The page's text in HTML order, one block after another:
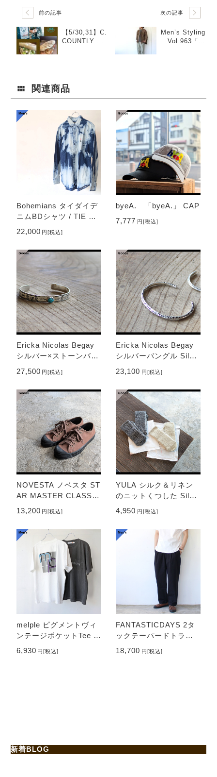
前の記事
【5/30,31】C.
COUNTLY ×
次の記事
Men’s Styling
Vol.963「シ
関連商品
Bohemians タイダイデ
ニムBDシャツ / TIE DY
EING DENIM BD SHIR
T - BEETLE HEART
22,000 円[税込]
byeA. 「byeA.」 CAP
7,777 円[税込]
Ericka Nicolas Begay
シルバー×ストーンバン
ngle
27,500 円[税込]
Ericka Nicolas Begay
シルバーバングル Silve
A2
23,100 円[税込]
NOVESTA ノベスタ ST
AR MASTER CLASSIC
（POTTING SOIL）
13,200 円[税込]
YULA シルク＆リネン
のニットくつした Silk/L
inen Knit Socks / Me
n's & Ladies'
4,950 円[税込]
melple ピグメントヴィ
ンテージポケットTee /
Pasadena Pocket S/S
(VENICE)
6,930 円[税込]
FANTASTICDAYS 2タ
ックテーパードトラウ
ザー UNSLACKS （Bl
ack）
18,700 円[税込]
新着BLOG